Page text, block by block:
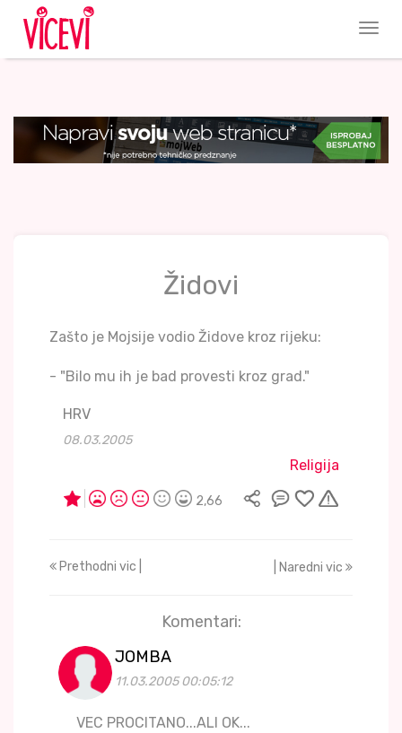
Židovi
Zašto je Mojsije vodio Židove kroz rijeku:
- "Bilo mu ih je bad provesti kroz grad."
HRV
08.03.2005
Religija
2,66
Prethodni vic | | Naredni vic
Komentari:
JOMBA
11.03.2005 00:05:12
VEC PROCITANO...ALI OK...